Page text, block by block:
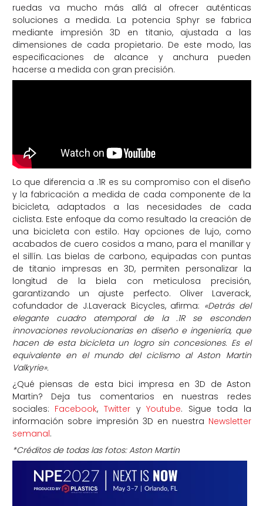
ruedas va mucho más allá al ofrecer auténticas
soluciones a medida. La potencia Sphyr se fabrica
mediante impresión 3D en titanio, ajustada a las
dimensiones de cada propietario. De este modo, las
especificaciones de alcance y anchura pueden
hacerse a medida con gran precisión.
Lo que diferencia a .1R es su compromiso con el diseño
y la fabricación a medida de cada componente de la
bicicleta, adaptados a las necesidades de cada
ciclista. Este enfoque da como resultado la creación de
una bicicleta con estilo. Hay opciones de lujo, como
acabados de cuero cosidos a mano, para el manillar y
el sillín. Las bielas de carbono, equipadas con puntas
de titanio impresas en 3D, permiten personalizar la
longitud de la biela con meticulosa precisión,
garantizando un ajuste perfecto. Oliver Laverack,
cofundador de J.Laverack Bicycles, afirma: «Detrás del
elegante cuadro atemporal de la .1R se esconden
innovaciones revolucionarias en diseño e ingeniería, que
hacen de esta bicicleta un logro sin concesiones. Es el
equivalente en el mundo del ciclismo al Aston Martin
Valkyrie».
¿Qué piensas de esta bici impresa en 3D de Aston
Martin? Deja tus comentarios en nuestras redes
sociales: Facebook, TwitteryYoutube. Sigue toda la
información sobre impresión 3D en nuestra Newsletter
semanal.
*Créditos de todas las fotos: Aston Martin